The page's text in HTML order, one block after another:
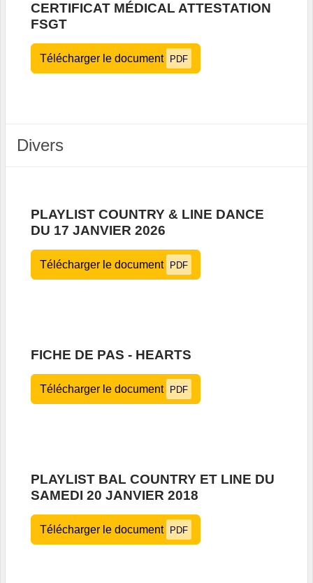
CERTIFICAT MÉDICAL ATTESTATION
FSGT
Télécharger le document PDF
Divers
PLAYLIST COUNTRY & LINE DANCE
DU 17 JANVIER 2026
Télécharger le document PDF
FICHE DE PAS - HEARTS
Télécharger le document PDF
PLAYLIST BAL COUNTRY ET LINE DU
SAMEDI 20 JANVIER 2018
Télécharger le document PDF